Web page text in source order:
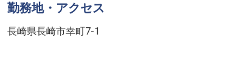
勤務地・アクセス
長崎県長崎市幸町7-1